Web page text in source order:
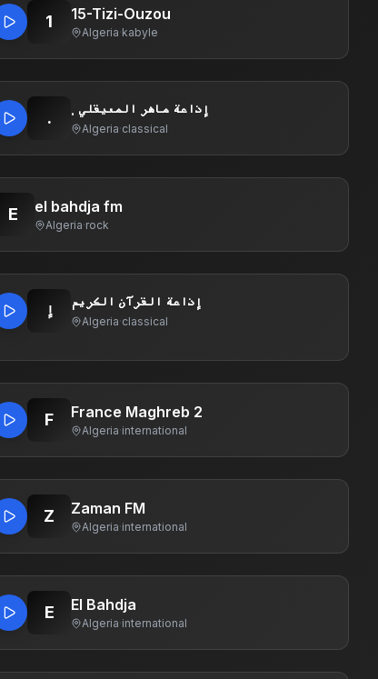
1 15-Tizi-Ouzou
Algeria·kabyle
. . إذاعة ماهر المعيقلي
Algeria·classical
E el bahdja fm
Algeria·rock
إ إذاعة القرآن الكريم
Algeria·classical
F France Maghreb 2
Algeria·international
Z Zaman FM
Algeria·international
E El Bahdja
Algeria·international